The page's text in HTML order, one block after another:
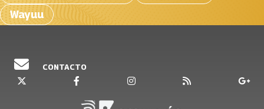
Wayuu
CONTACTO